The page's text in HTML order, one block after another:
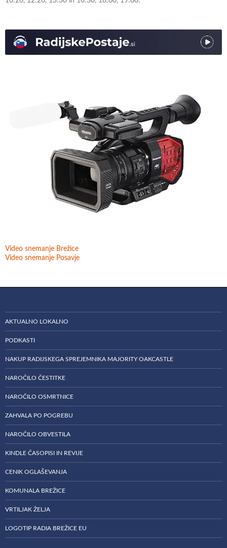
Video snemanje Brežice
Video snemanje Posavje
AKTUALNO LOKALNO
PODKASTI
NAKUP RADIJSKEGA SPREJEMNIKA MAJORITY OAKCASTLE
NAROČILO ČESTITKE
NAROČILO OSMRTNICE
ZAHVALA PO POGREBU
NAROČILO OBVESTILA
KINDLE ČASOPISI IN REVIJE
CENIK OGLAŠEVANJA
KOMUNALA BREŽICE
VRTILJAK ŽELJA
LOGOTIP RADIA BREŽICE EU